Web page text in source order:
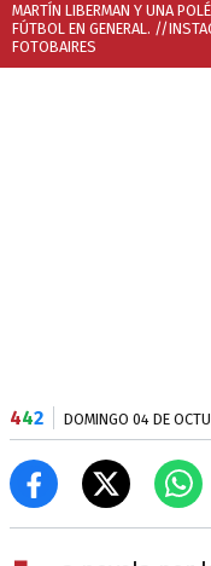
MARTÍN LIBERMAN Y UNA
FÚTBOL EN GENERAL. //
FOTOBAIRES
442 DOMINGO 04 DE